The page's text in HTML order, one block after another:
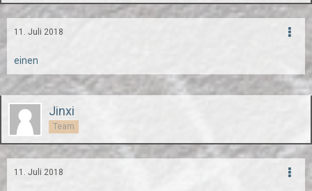
11. Juli 2018
einen
Jinxi
Team
11. Juli 2018